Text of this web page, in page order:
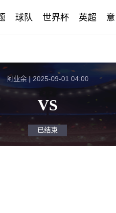
球队 世界杯 英超
阿业余 | 2025-09-01 04:00
VS
已结束